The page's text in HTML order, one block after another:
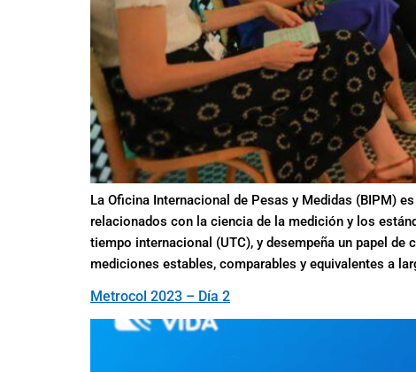
La Oficina Internacional de Pesas y Medidas (BIPM)
relacionados con la ciencia de la medición y los
tiempo internacional (UTC), y desempeña un papel
mediciones estables, comparables y equivalentes a
Metrocol 2023 – Día 2